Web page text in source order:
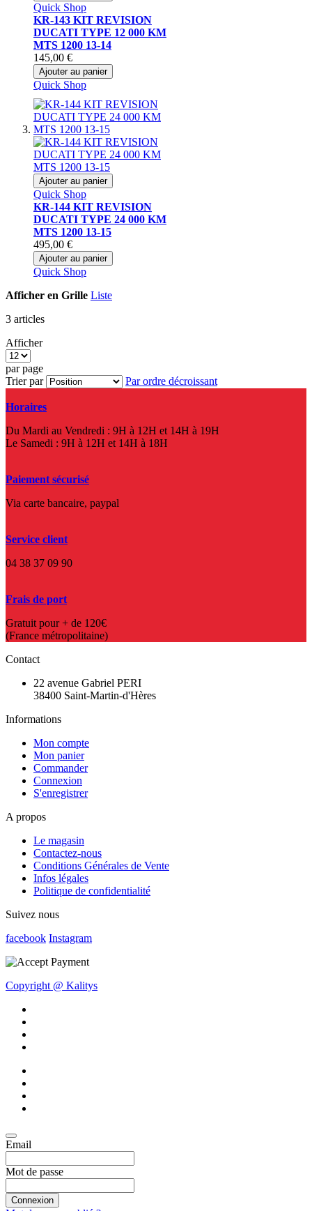
Quick Shop
KR-143 KIT REVISION
DUCATI TYPE 12 000 KM
MTS 1200 13-14
145,00 €
Ajouter au panier
Quick Shop
Ajouter au panier
Quick Shop
KR-144 KIT REVISION
DUCATI TYPE 24 000 KM
MTS 1200 13-15
495,00 €
Ajouter au panier
Quick Shop
Afficher en Grille Liste
3 articles
Afficher
par page
Trier par
Par ordre décroissant
Horaires
Du Mardi au Vendredi : 9H à 12H et 14H à 19H
Le Samedi : 9H à 12H et 14H à 18H
Paiement sécurisé
Via carte bancaire, paypal
Service client
04 38 37 09 90
Frais de port
Gratuit pour + de 120€
(France métropolitaine)
Contact
22 avenue Gabriel PERI
38400 Saint-Martin-d'Hères
Informations
Mon compte
Mon panier
Commander
Connexion
S'enregistrer
A propos
Le magasin
Contactez-nous
Conditions Générales de Vente
Infos légales
Politique de confidentialité
Suivez nous
facebook Instagram
Copyright @ Kalitys
Email
Mot de passe
Connexion